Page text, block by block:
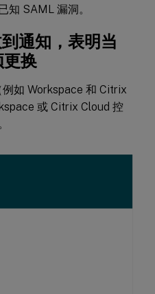
知 SAML 漏洞。
通知，表明当
换
如 Workspace 和 Citrix
或 Citrix Cloud 控